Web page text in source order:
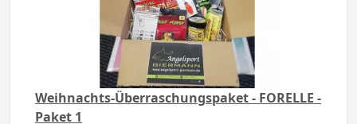
Weihnachts-Überraschungspaket - FORELLE -
Paket 1